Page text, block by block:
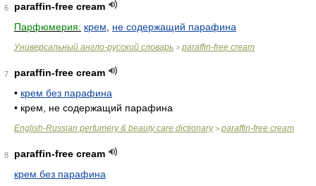
6
paraffin-free cream
Парфюмерия: крем не содержащий парафина
Универсальный англо-русский словарь > paraffin-free cream
7
paraffin-free cream
• крем без парафина
• крем, не содержащий парафина
English-Russian perfumery & beauty care dictionary> paraffin-free cream
8
paraffin-free cream
крем без парафина